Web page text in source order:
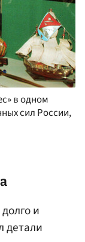
в одном
сил России,
и
детали